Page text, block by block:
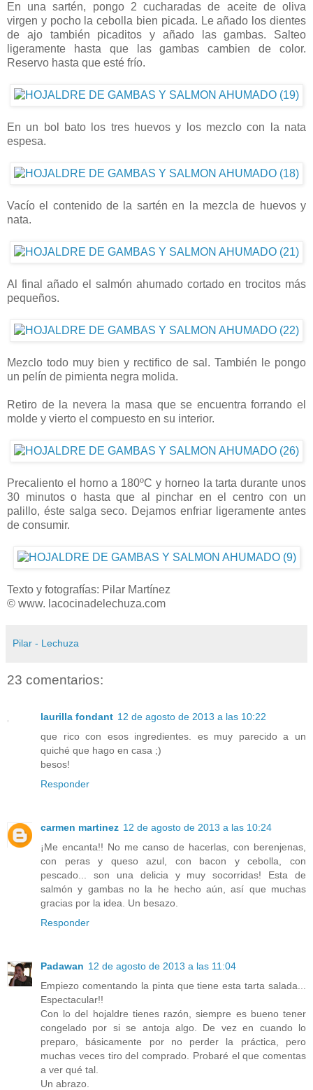
En una sartén, pongo 2 cucharadas de aceite de oliva
virgen y pocho la cebolla bien picada. Le añado los dientes
de ajo también picaditos y añado las gambas. Salteo
ligeramente hasta que las gambas cambien de color.
Reservo hasta que esté frío.
En un bol bato los tres huevos y los mezclo con la nata
espesa.
Vacío el contenido de la sartén en la mezcla de huevos y
nata.
Al final añado el salmón ahumado cortado en trocitos más
pequeños.
Mezclo todo muy bien y rectifico de sal. También le pongo
un pelín de pimienta negra molida.
Retiro de la nevera la masa que se encuentra forrando el
molde y vierto el compuesto en su interior.
Precaliento el horno a 180ºC y horneo la tarta durante unos
30 minutos o hasta que al pinchar en el centro con un
palillo, éste salga seco. Dejamos enfriar ligeramente antes
de consumir.
Texto y fotografías: Pilar Martínez
© www. lacocinadelechuza.com
Pilar - Lechuza
23 comentarios:
laurilla fondant 12 de agosto de 2013 a las 10:22
que rico con esos ingredientes. es muy parecido a un
quiché que hago en casa ;)
besos!
Responder
carmen martinez 12 de agosto de 2013 a las 10:24
¡Me encanta!! No me canso de hacerlas, con berenjenas,
con peras y queso azul, con bacon y cebolla, con
pescado... son una delicia y muy socorridas! Esta de
salmón y gambas no la he hecho aún, así que muchas
gracias por la idea. Un besazo.
Responder
Padawan 12 de agosto de 2013 a las 11:04
Empiezo comentando la pinta que tiene esta tarta salada...
Espectacular!!
Con lo del hojaldre tienes razón, siempre es bueno tener
congelado por si se antoja algo. De vez en cuando lo
preparo, básicamente por no perder la práctica, pero
muchas veces tiro del comprado. Probaré el que comentas
a ver qué tal.
Un abrazo.